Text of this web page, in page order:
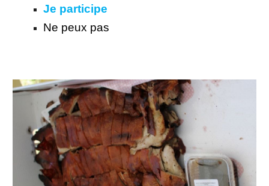
Je participe
Ne peux pas